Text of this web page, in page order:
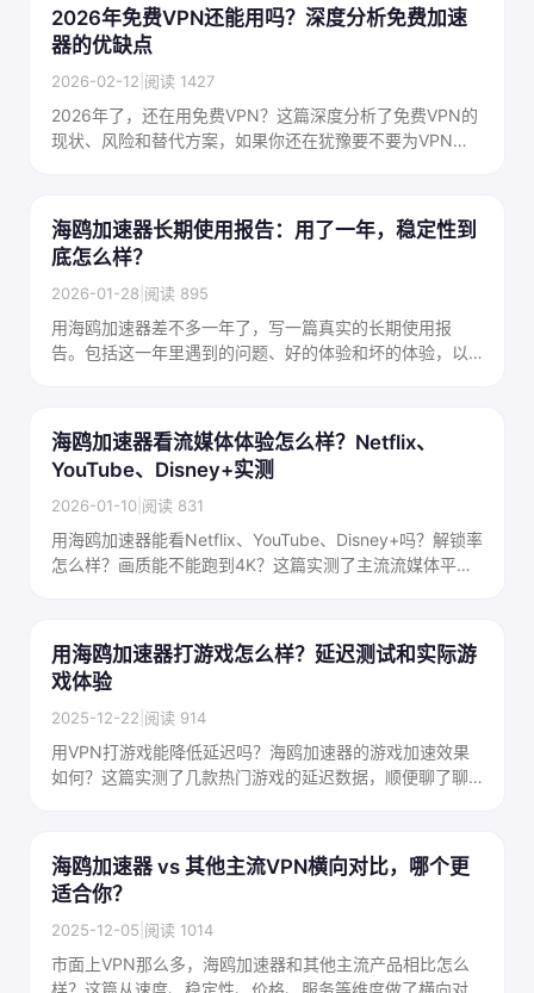
2026年免费VPN还能用吗？深度分析免费加速
器的优缺点
2026-02-12 阅读 1427
2026年了，还在用免费VPN？这篇深度分析了免费VPN的
现状、风险和替代方案，如果你还在犹豫要不要为VPN付
海鸥加速器长期使用报告：用了一年，稳定性到
底怎么样？
2026-01-28 阅读 895
用海鸥加速器差不多一年了，写一篇真实的长期使用报
告。包括这一年里遇到的问题、好的体验和坏的体验，以
海鸥加速器看流媒体体验怎么样？Netflix、
YouTube、Disney+实测
2026-01-10 阅读 831
用海鸥加速器能看Netflix、YouTube、Disney+吗？解锁率
怎么样？画质能不能跑到4K？这篇实测了主流流媒体平台
用海鸥加速器打游戏怎么样？延迟测试和实际游
戏体验
2025-12-22 阅读 914
用VPN打游戏能降低延迟吗？海鸥加速器的游戏加速效果
如何？这篇实测了几款热门游戏的延迟数据，顺便聊了聊
海鸥加速器 vs 其他主流VPN横向对比，哪个更
适合你？
2025-12-05 阅读 1014
市面上VPN那么多，海鸥加速器和其他主流产品相比怎么
样？这篇从速度、稳定性、价格、服务等维度做了横向对